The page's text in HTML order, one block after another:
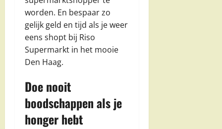
worden. En bespaar zo
gelijk geld en tijd als je weer
eens shopt bij Riso
Supermarkt in het mooie
Den Haag.
Doe nooit
boodschappen als je
honger hebt